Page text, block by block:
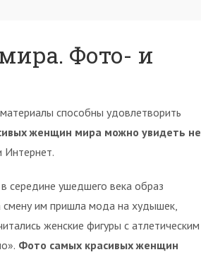
Фото- и
способны удовлетворить
женщин мира можно увидеть не
Интернет.
середине ушедшего века образ
им пришла мода на худышек,
женские фигуры с атлетическим
Фото самых красивых женщин